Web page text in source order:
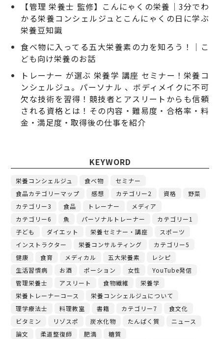
【管理 栄養士 監修】こんにゃくの栄養｜3分でわ
かる栄養コンシェルジュとこんにゃくの日に学ぶ
栄養豆知識
食べ物に入ってる五大栄養素の力を知ろう！｜こ
ども向け栄養のお話
トレーナー が選ぶ 栄養学 講座 セミナー！栄養コ
ンシェルジュ。パーソナル 、ボディメイクに不可
欠な技術を習得！競技者とアスリートからも信頼
される資格とは！その内容・難易度・合格率・料
金・満足度・取得後の仕事を紹介
KEYWORD
栄養コンシェルジュ 食べ物
セミナー
食品カテゴリーマップ
感想 カテゴリー2 資格
野菜
カテゴリー3
食品 トレーナー
メディア
カテゴリー6
魚 パーソナルトレーナー
カテゴリー1
子ども
ダイエット 栄養セミナー・講座
スポーツ
インストラクター
栄養コンサルティング
カテゴリー5
健康
食育 メディカル 五大栄養素
レシピ
生活習慣病
お酒 ポーション 女性
YouTube発信
管理栄養士
アスリート 食物繊維
栄養学
栄養トレーナーコース
栄養コンシェルジュについて
理学療法士
料理教室 書籍 カテゴリー7
食文化
ビタミン
リゾスポ 炭水化物 たんぱく質
ニュース
論文
柔道整復師 肥満
糖質